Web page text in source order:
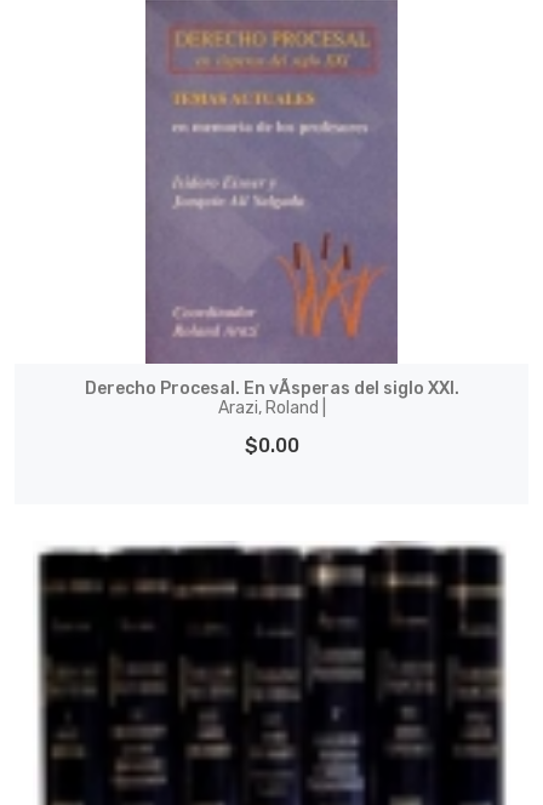
Derecho Procesal. En vÃ­speras del siglo XXI.
Arazi, Roland |
$0.00